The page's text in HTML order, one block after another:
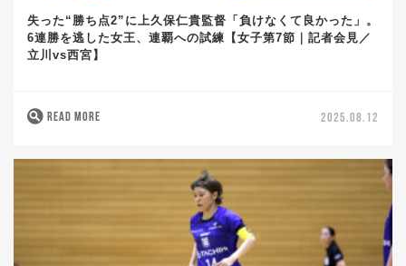
失った“勝ち点2”に上久保仁貴監督「負けなくて良かった」。
6連勝を逃した女王、連覇への試練【女子第7節｜記者会見／
立川vs西宮】
READ MORE 2025.08.12